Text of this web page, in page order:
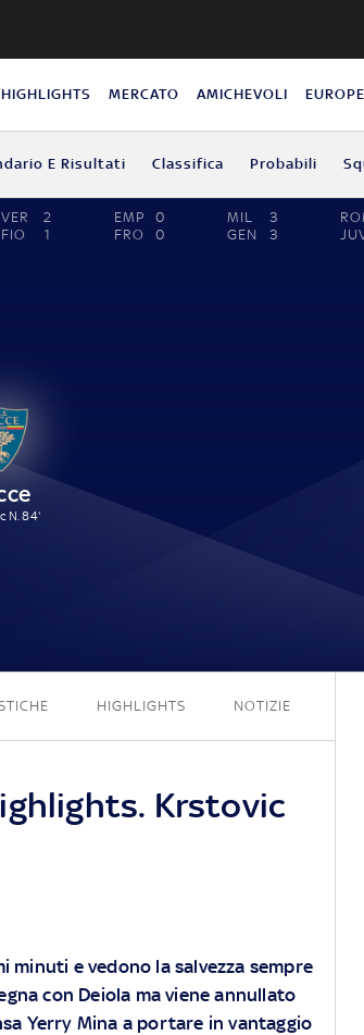
HIGHLIGHTS MERCATO AMICHEVOLI
E Risultati Classifica Probabili
VER
2
FIO
1
EMP
0
FRO
0
MIL
3
GEN
3
N. 84'
HIGHLIGHTS NOTIZIE
Krstovic
e vedono la salvezza sempre
con Deiola ma viene annullato
Yerry Mina a portare in vantaggio